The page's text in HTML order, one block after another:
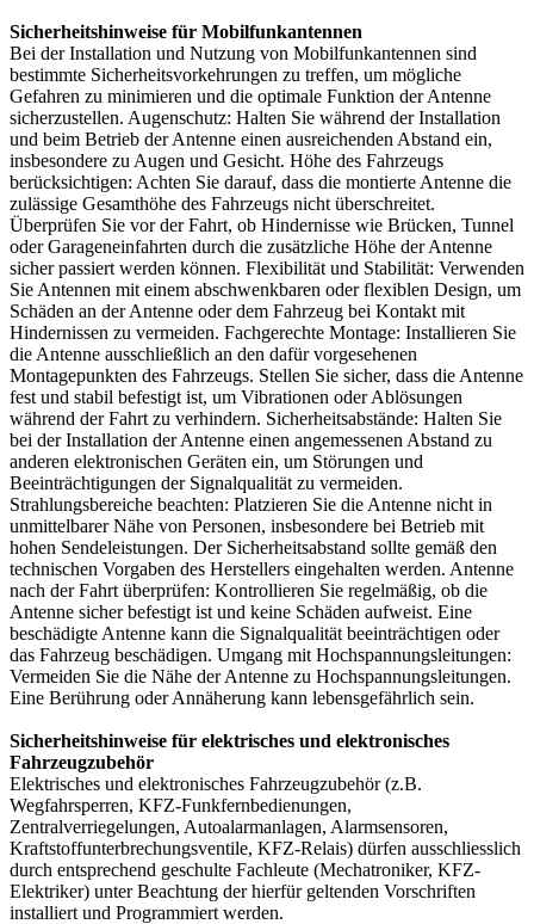
Sicherheitshinweise für Mobilfunkantennen
Bei der Installation und Nutzung von Mobilfunkantennen sind
bestimmte Sicherheitsvorkehrungen zu treffen, um mögliche
Gefahren zu minimieren und die optimale Funktion der Antenne
sicherzustellen. Augenschutz: Halten Sie während der Installation
und beim Betrieb der Antenne einen ausreichenden Abstand ein,
insbesondere zu Augen und Gesicht. Höhe des Fahrzeugs
berücksichtigen: Achten Sie darauf, dass die montierte Antenne die
zulässige Gesamthöhe des Fahrzeugs nicht überschreitet.
Überprüfen Sie vor der Fahrt, ob Hindernisse wie Brücken, Tunnel
oder Garageneinfahrten durch die zusätzliche Höhe der Antenne
sicher passiert werden können. Flexibilität und Stabilität: Verwenden
Sie Antennen mit einem abschwenkbaren oder flexiblen Design, um
Schäden an der Antenne oder dem Fahrzeug bei Kontakt mit
Hindernissen zu vermeiden. Fachgerechte Montage: Installieren Sie
die Antenne ausschließlich an den dafür vorgesehenen
Montagepunkten des Fahrzeugs. Stellen Sie sicher, dass die Antenne
fest und stabil befestigt ist, um Vibrationen oder Ablösungen
während der Fahrt zu verhindern. Sicherheitsabstände: Halten Sie
bei der Installation der Antenne einen angemessenen Abstand zu
anderen elektronischen Geräten ein, um Störungen und
Beeinträchtigungen der Signalqualität zu vermeiden.
Strahlungsbereiche beachten: Platzieren Sie die Antenne nicht in
unmittelbarer Nähe von Personen, insbesondere bei Betrieb mit
hohen Sendeleistungen. Der Sicherheitsabstand sollte gemäß den
technischen Vorgaben des Herstellers eingehalten werden. Antenne
nach der Fahrt überprüfen: Kontrollieren Sie regelmäßig, ob die
Antenne sicher befestigt ist und keine Schäden aufweist. Eine
beschädigte Antenne kann die Signalqualität beeinträchtigen oder
das Fahrzeug beschädigen. Umgang mit Hochspannungsleitungen:
Vermeiden Sie die Nähe der Antenne zu Hochspannungsleitungen.
Eine Berührung oder Annäherung kann lebensgefährlich sein.
Sicherheitshinweise für elektrisches und elektronisches
Fahrzeugzubehör
Elektrisches und elektronisches Fahrzeugzubehör (z.B.
Wegfahrsperren, KFZ-Funkfernbedienungen,
Zentralverriegelungen, Autoalarmanlagen, Alarmsensoren,
Kraftstoffunterbrechungsventile, KFZ-Relais) dürfen ausschliesslich
durch entsprechend geschulte Fachleute (Mechatroniker, KFZ-
Elektriker) unter Beachtung der hierfür geltenden Vorschriften
installiert und Programmiert werden.